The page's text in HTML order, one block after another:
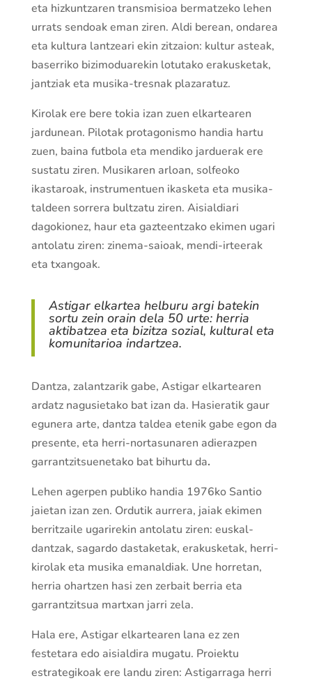
eta hizkuntzaren transmisioa bermatzeko lehen
urrats sendoak eman ziren. Aldi berean, ondarea
eta kultura lantzeari ekin zitzaion: kultur asteak,
baserriko bizimoduarekin lotutako erakusketak,
jantziak eta musika-tresnak plazaratuz.
Kirolak ere bere tokia izan zuen elkartearen
jardunean. Pilotak protagonismo handia hartu
zuen, baina futbola eta mendiko jarduerak ere
sustatu ziren. Musikaren arloan, solfeoko
ikastaroak, instrumentuen ikasketa eta musika-
taldeen sorrera bultzatu ziren. Aisialdiari
dagokionez, haur eta gazteentzako ekimen ugari
antolatu ziren: zinema-saioak, mendi-irteerak
eta txangoak.
Astigar elkartea helburu argi batekin
sortu zein orain dela 50 urte: herria
aktibatzea eta bizitza sozial, kultural eta
komunitarioa indartzea.
Dantza, zalantzarik gabe, Astigar elkartearen
ardatz nagusietako bat izan da. Hasieratik gaur
egunera arte, dantza taldea etenik gabe egon da
presente, eta herri-nortasunaren adierazpen
garrantzitsuenetako bat bihurtu da.
Lehen agerpen publiko handia 1976ko Santio
jaietan izan zen. Ordutik aurrera, jaiak ekimen
berritzaile ugarirekin antolatu ziren: euskal-
dantzak, sagardo dastaketak, erakusketak, herri-
kirolak eta musika emanaldiak. Une horretan,
herria ohartzen hasi zen zerbait berria eta
garrantzitsua martxan jarri zela.
Hala ere, Astigar elkartearen lana ez zen
festetara edo aisialdira mugatu. Proiektu
estrategikoak ere landu ziren: Astigarraga herri